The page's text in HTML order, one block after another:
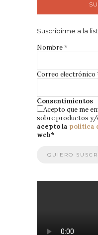
Suscribirme a la
Nombre*
Correo electrónico
Consentimientos
Acepto que me
sobre productos
acepto la política
web*